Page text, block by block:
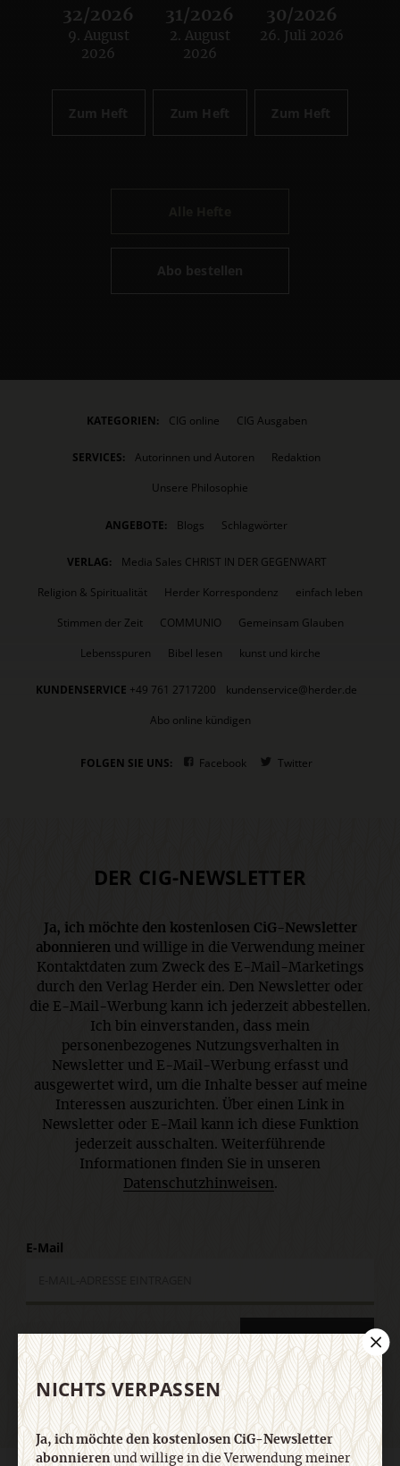
32/2026
:
9. August
2026
Zum Heft
31/2026
:
2. August
2026
Zum Heft
30/2026
:
26. Juli 2026
Zum Heft
Abo bestellen
KATEGORIEN: CIG online CIG Ausgaben
SERVICES: Autorinnen und Autoren
Redaktion
Unsere Philosophie
ANGEBOTE: Blogs Schlagwörter
VERLAG:
Media Sales CHRIST IN DER GEGENWART
Religion & Spiritualität
Herder Korrespondenz
einfach leben
Stimmen der Zeit
COMMUNIO
Gemeinsam Glauben
Lebensspuren
Bibel lesen kunst und kirche
KUNDENSERVICE +49 761 2717200
kundenservice@herder.de
Abo online kündigen
FOLGEN SIE UNS: Facebook Twitter
DER CIG-NEWSLETTER
Ja, ich möchte den kostenlosen CiG-Newsletter
abonnierenund willige in die Verwendung meiner
Kontaktdaten zum Zweck des E-Mail-Marketings
durch den Verlag Herder ein. Den Newsletter oder
die E-Mail-Werbung kann ich jederzeit abbestellen.
Ich bin einverstanden, dass mein
personenbezogenes Nutzungsverhalten in
Newsletter und E-Mail-Werbung erfasst und
ausgewertet wird, um die Inhalte besser auf meine
Interessen auszurichten. Über einen Link in
Newsletter oder E-Mail kann ich diese Funktion
jederzeit ausschalten. Weiterführende
Informationen finden Sie in unseren
Datenschutzhinweisen.
E-Mail
Jetzt anmelden
NICHTS VERPASSEN
Ja, ich möchte den kostenlosen CiG-Newsletter
abonnierenund willige in die Verwendung meiner